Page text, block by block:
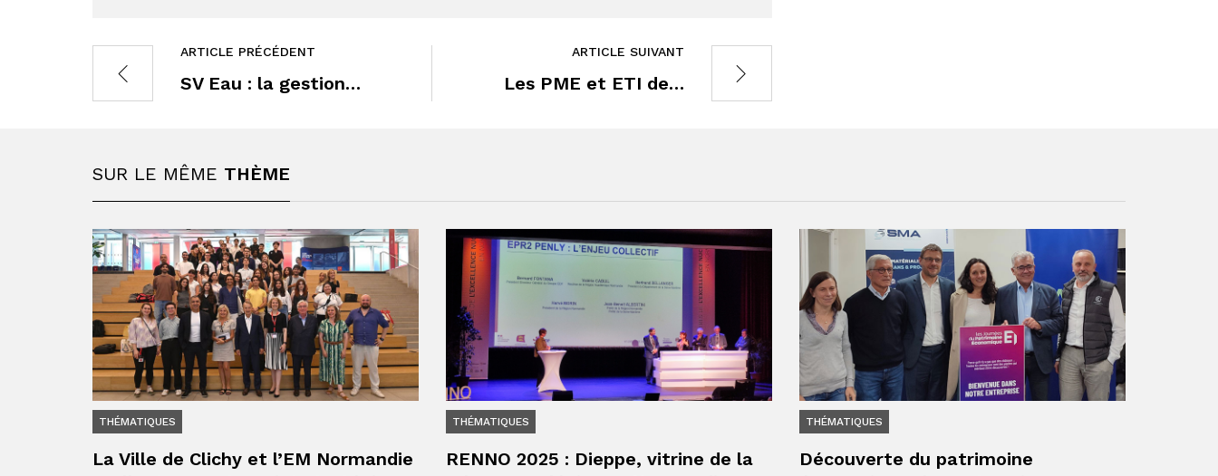
ARTICLE PRÉCÉDENT
SV Eau : la gestion…
ARTICLE SUIVANT
Les PME et ETI de…
SUR LE MÊME THÈME
THÉMATIQUES
La Ville de Clichy et l’EM Normandie
THÉMATIQUES
RENNO 2025 : Dieppe, vitrine de la
THÉMATIQUES
Découverte du patrimoine